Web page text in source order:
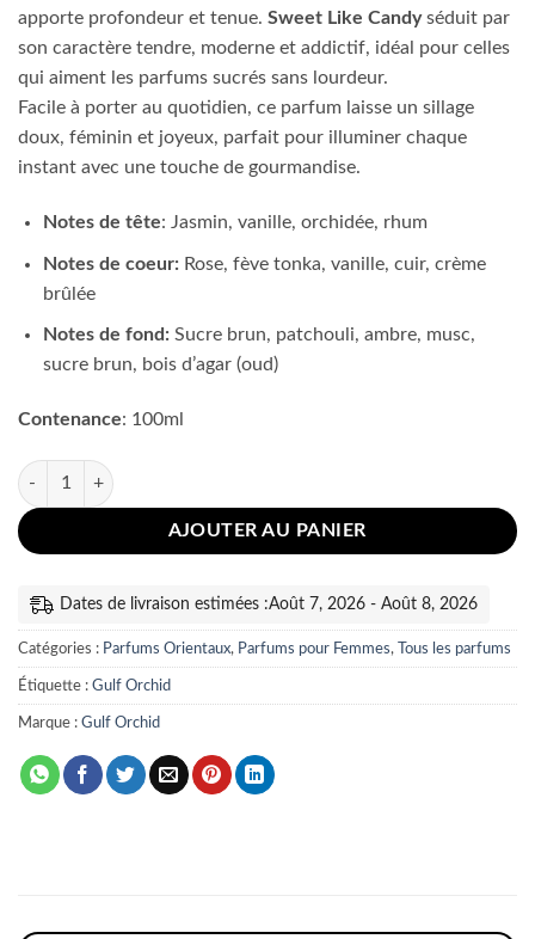
apporte profondeur et tenue. Sweet Like Candyséduit par
son caractère tendre, moderne et addictif, idéal pour celles
qui aiment les parfums sucrés sans lourdeur.
Facile à porter au quotidien, ce parfum laisse un sillage
doux, féminin et joyeux, parfait pour illuminer chaque
instant avec une touche de gourmandise.
Notes de tête: Jasmin, vanille, orchidée, rhum
Notes de coeur:Rose, fève tonka, vanille, cuir, crème
brûlée
Notes de fond:Sucre brun, patchouli, ambre, musc,
sucre brun, bois d’agar (oud)
Contenance: 100ml
quantité de Sweet Like Candy Gulf Orchid
AJOUTER AU PANIER
Dates de livraison estimées :Août 7, 2026 - Août 8, 2026
Catégories : Parfums Orientaux, Parfums pour Femmes, Tous les parfums
Étiquette : Gulf Orchid
Marque : Gulf Orchid